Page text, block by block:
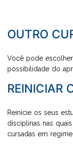
OUTRO
Você pode
possibilidade do
REINICIAR
Reinicie os seus
disciplinas nas
cursadas em